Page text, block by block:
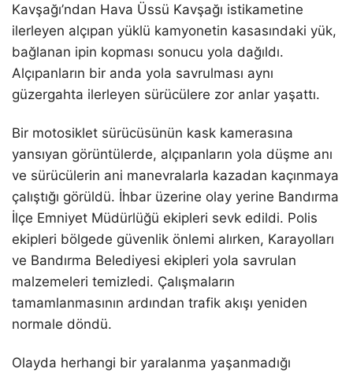
Kavşağı’ndan Hava Üssü Kavşağı istikametine
ilerleyen alçıpan yüklü kamyonetin kasasındaki yük,
bağlanan ipin kopması sonucu yola dağıldı.
Alçıpanların bir anda yola savrulması aynı
güzergahta ilerleyen sürücülere zor anlar yaşattı.
Bir motosiklet sürücüsünün kask kamerasına
yansıyan görüntülerde, alçıpanların yola düşme anı
ve sürücülerin ani manevralarla kazadan kaçınmaya
çalıştığı görüldü. İhbar üzerine olay yerine Bandırma
İlçe Emniyet Müdürlüğü ekipleri sevk edildi. Polis
ekipleri bölgede güvenlik önlemi alırken, Karayolları
ve Bandırma Belediyesi ekipleri yola savrulan
malzemeleri temizledi. Çalışmaların
tamamlanmasının ardından trafik akışı yeniden
normale döndü.
Olayda herhangi bir yaralanma yaşanmadığı